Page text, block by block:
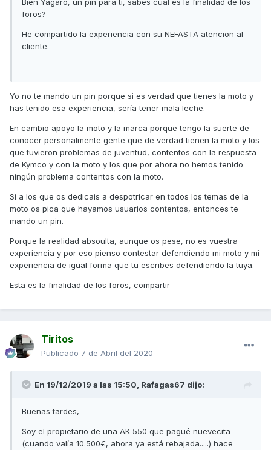
Bien Yagaro, un pin para ti, sabes cual es la finalidad de los
foros?
He compartido la experiencia con su NEFASTA atencion al
cliente.
Yo no te mando un pin porque si es verdad que tienes la moto y
has tenido esa experiencia, sería tener mala leche.
En cambio apoyo la moto y la marca porque tengo la suerte de
conocer personalmente gente que de verdad tienen la moto y los
que tuvieron problemas de juventud, contentos con la respuesta
de Kymco y con la moto y los que por ahora no hemos tenido
ningún problema contentos con la moto.
Si a los que os dedicais a despotricar en todos los temas de la
moto os pica que hayamos usuarios contentos, entonces te
mando un pin.
Porque la realidad absoulta, aunque os pese, no es vuestra
experiencia y por eso pienso contestar defendiendo mi moto y mi
experiencia de igual forma que tu escribes defendiendo la tuya.
Esta es la finalidad de los foros, compartir
Tiritos
Publicado 7 de Abril del 2020
En 19/12/2019 a las 15:50, Rafagas67 dijo:
Buenas tardes,
Soy el propietario de una AK 550 que pagué nuevecita
(cuando valía 10.500€, ahora ya está rebajada.....) hace